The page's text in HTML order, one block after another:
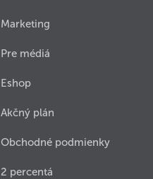
Marketing
Pre médiá
Eshop
Akčný plán
Obchodné podmienky
2 percentá